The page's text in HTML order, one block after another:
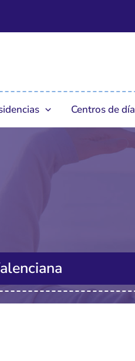
Centros de día